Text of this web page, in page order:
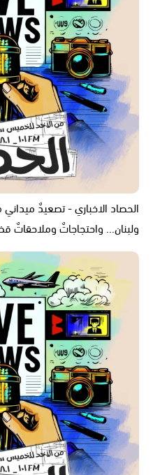
الحصاد الاخباري - تصعيدٌ
ولبنان... واحتجاجاتٌ وملاحقاتٌ قضائية -